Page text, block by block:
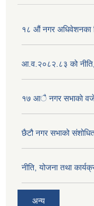
१८ औं नगर अधिवेशनका
आ.व.२०८२.८३ को नीति,
१७ आै नगर सभाकाे
छैटौ नगर सभाको
नीति, योजना तथा
अन्य